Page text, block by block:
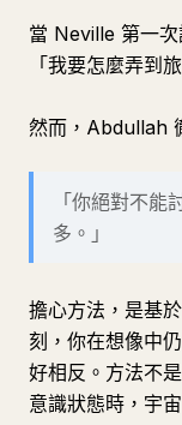
當 Neville 第一次
「我要怎麼弄到
然而，Abdullah
「你絕對不
多。」
擔心方法，是基
刻，你在想像中
好相反。方法不
意識狀態時，宇